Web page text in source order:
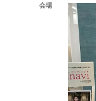
会場